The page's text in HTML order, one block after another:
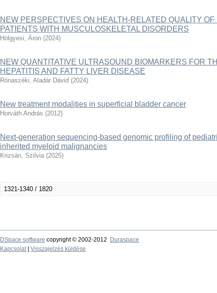
NEW PERSPECTIVES ON HEALTH-RELATED QUALITY
PATIENTS WITH MUSCULOSKELETAL DISORDERS
Hölgyesi, Áron (2024)
NEW QUANTITATIVE ULTRASOUND BIOMARKERS FOR
HEPATITIS AND FATTY LIVER DISEASE
Rónaszéki, Aladár Dávid (2024)
New treatment modalities in superficial bladder cancer
Horváth András (2012)
Next-generation sequencing-based genomic profiling of
inherited myeloid malignancies
Krizsán, Szilvia (2025)
1321-1340 / 1820
DSpace software copyright © 2002-2012
Duraspace
Kapcsolat| Visszajelzés küldése